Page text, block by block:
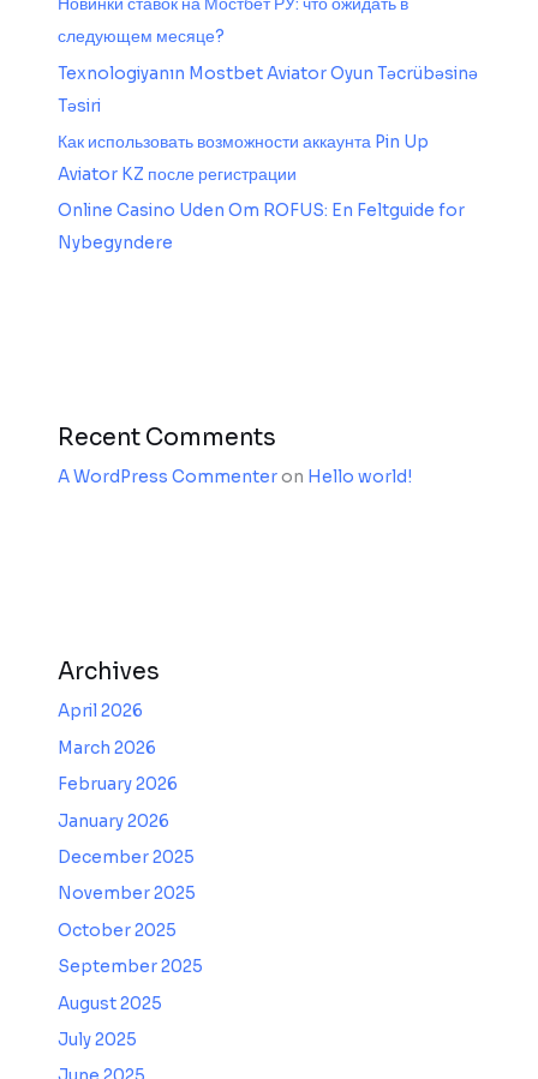
Новинки ставок на Мостбет РУ: что ожидать в
следующем месяце?
Texnologiyanın Mostbet Aviator Oyun Təcrübəsinə
Təsiri
Как использовать возможности аккаунта Pin Up
Aviator KZ после регистрации
Online Casino Uden Om ROFUS: En Feltguide for
Nybegyndere
Recent Comments
A WordPress Commenteron Hello world!
Archives
April 2026
March 2026
February 2026
January 2026
December 2025
November 2025
October 2025
September 2025
August 2025
July 2025